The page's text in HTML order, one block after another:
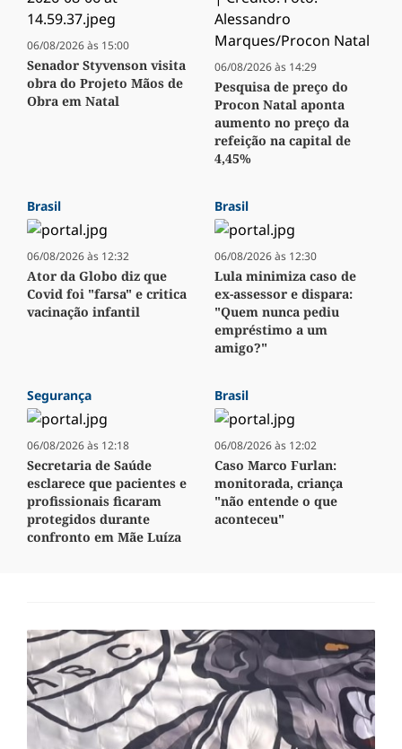
06/08/2026 às 15:00
Senador Styvenson visita
obra do Projeto Mãos de
Obra em Natal
06/08/2026 às 14:29
Pesquisa de preço do
Procon Natal aponta
aumento no preço da
refeição na capital de
4,45%
Brasil
06/08/2026 às 12:32
Ator da Globo diz que
Covid foi "farsa" e critica
vacinação infantil
Brasil
06/08/2026 às 12:30
Lula minimiza caso de
ex-assessor e dispara:
"Quem nunca pediu
empréstimo a um
amigo?"
Segurança
06/08/2026 às 12:18
Secretaria de Saúde
esclarece que pacientes e
profissionais ficaram
protegidos durante
confronto em Mãe Luíza
Brasil
06/08/2026 às 12:02
Caso Marco Furlan:
monitorada, criança
"não entende o que
aconteceu"